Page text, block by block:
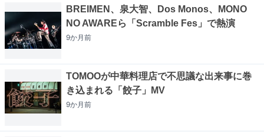
BREIMEN、泉大智、Dos Monos、MONO
NO AWAREら「Scramble Fes」で熱演
9か月前
TOMOOが中華料理店で不思議な出来事に巻
き込まれる「餃子」MV
9か月前